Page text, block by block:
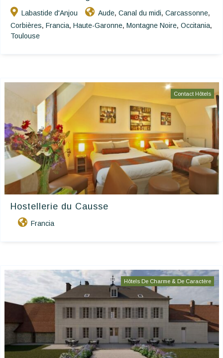
Labastide d'Anjou Aude, Canal du midi, Carcassonne,
Corbières, Francia, Haute-Garonne, Montagne Noire, Occitania,
Toulouse
Contact Hôtels
Hostellerie du Causse
Francia
Hôtels De Charme & De Caractère